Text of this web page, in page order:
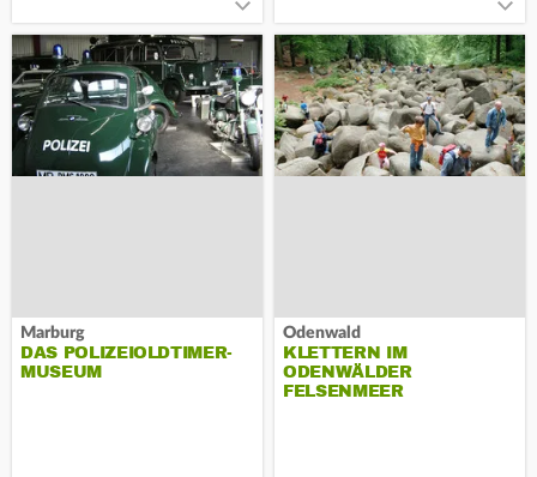
Marburg
DAS POLIZEIOLDTIMER-
MUSEUM
Odenwald
KLETTERN IM
ODENWÄLDER
FELSENMEER